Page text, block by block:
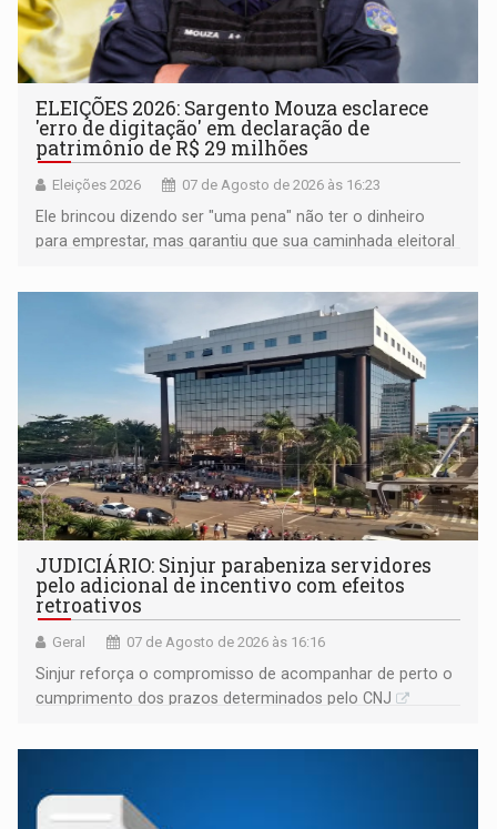
ELEIÇÕES 2026: Sargento Mouza esclarece
'erro de digitação' em declaração de
patrimônio de R$ 29 milhões
Eleições 2026 07 de Agosto de 2026 às 16:23
Ele brincou dizendo ser "uma pena" não ter o dinheiro
para emprestar, mas garantiu que sua caminhada eleitoral
JUDICIÁRIO: Sinjur parabeniza servidores
pelo adicional de incentivo com efeitos
retroativos
Geral 07 de Agosto de 2026 às 16:16
Sinjur reforça o compromisso de acompanhar de perto o
cumprimento dos prazos determinados pelo CNJ